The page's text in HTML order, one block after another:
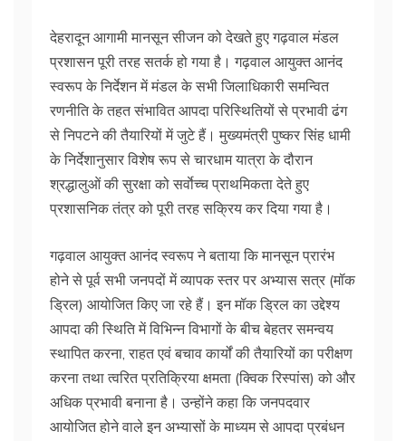
देहरादून आगामी मानसून सीजन को देखते हुए गढ़वाल मंडल
प्रशासन पूरी तरह सतर्क हो गया है। गढ़वाल आयुक्त आनंद
स्वरूप के निर्देशन में मंडल के सभी जिलाधिकारी समन्वित
रणनीति के तहत संभावित आपदा परिस्थितियों से प्रभावी ढंग
से निपटने की तैयारियों में जुटे हैं। मुख्यमंत्री पुष्कर सिंह धामी
के निर्देशानुसार विशेष रूप से चारधाम यात्रा के दौरान
श्रद्धालुओं की सुरक्षा को सर्वाेच्च प्राथमिकता देते हुए
प्रशासनिक तंत्र को पूरी तरह सक्रिय कर दिया गया है।
गढ़वाल आयुक्त आनंद स्वरूप ने बताया कि मानसून प्रारंभ
होने से पूर्व सभी जनपदों में व्यापक स्तर पर अभ्यास सत्र (मॉक
ड्रिल) आयोजित किए जा रहे हैं। इन मॉक ड्रिल का उद्देश्य
आपदा की स्थिति में विभिन्न विभागों के बीच बेहतर समन्वय
स्थापित करना, राहत एवं बचाव कार्यों की तैयारियों का परीक्षण
करना तथा त्वरित प्रतिक्रिया क्षमता (क्विक रिस्पांस) को और
अधिक प्रभावी बनाना है। उन्होंने कहा कि जनपदवार
आयोजित होने वाले इन अभ्यासों के माध्यम से आपदा प्रबंधन